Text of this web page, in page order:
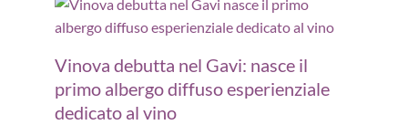
Vinova debutta nel Gavi: nasce il
primo albergo diffuso esperienziale
dedicato al vino